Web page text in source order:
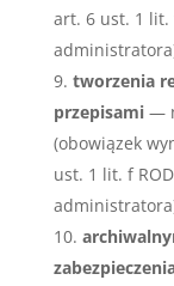
art. 6 ust. 1 lit.
tworzenia
przepisami—
(obowiązek
ust. 1 lit. f